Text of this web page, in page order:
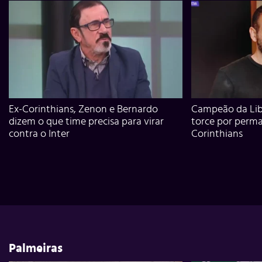
Ex-Corinthians, Zenon e Bernardo
dizem o que time precisa para virar
contra o Inter
Campeão da
torce por
Corinthians
Palmeiras